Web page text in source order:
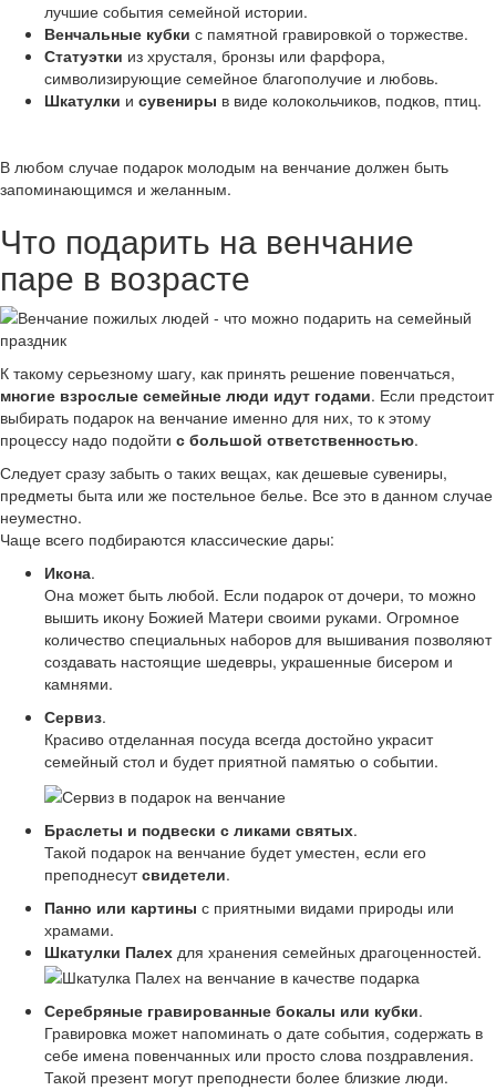
лучшие события семейной истории.
Венчальные кубки с памятной гравировкой о торжестве.
Статуэтки из хрусталя, бронзы или фарфора,
символизирующие семейное благополучие и любовь.
Шкатулки и сувениры в виде колокольчиков, подков, птиц.
В любом случае подарок молодым на венчание должен быть
запоминающимся и желанным.
Что подарить на венчание
паре в возрасте
К такому серьезному шагу, как принять решение повенчаться,
многие взрослые семейные люди идут годами. Если предстоит
выбирать подарок на венчание именно для них, то к этому
процессу надо подойти с большой ответственностью.
Следует сразу забыть о таких вещах, как дешевые сувениры,
предметы быта или же постельное белье. Все это в данном случае
неуместно.
Чаще всего подбираются классические дары:
Икона.
Она может быть любой. Если подарок от дочери, то можно
вышить икону Божией Матери своими руками. Огромное
количество специальных наборов для вышивания позволяют
создавать настоящие шедевры, украшенные бисером и
камнями.
Сервиз.
Красиво отделанная посуда всегда достойно украсит
семейный стол и будет приятной памятью о событии.
Браслеты и подвески с ликами святых.
Такой подарок на венчание будет уместен, если его
преподнесутсвидетели.
Панно или картины с приятными видами природы или
храмами.
Шкатулки Палех для хранения семейных драгоценностей.
Серебряные гравированные бокалы или кубки.
Гравировка может напоминать о дате события, содержать в
себе имена повенчанных или просто слова поздравления.
Такой презент могут преподнести более близкие люди.